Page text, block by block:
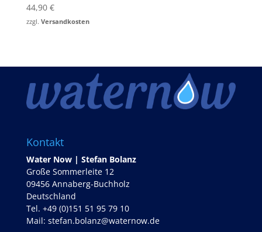
44,90 €
zzgl. Versandkosten
Kontakt
Water Now | Stefan Bolanz
Große Sommerleite 12
09456 Annaberg-Buchholz
Deutschland
Tel. +49 (0)151 51 95 79 10
Mail: stefan.bolanz@waternow.de